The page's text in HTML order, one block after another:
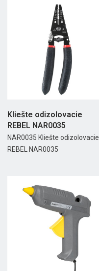
Kliešte odizolovacie
REBEL NAR0035
NAR0035 Kliešte odizolovacie
REBEL NAR0035